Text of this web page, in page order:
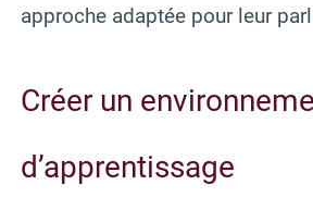
approche adaptée pour leur
Créer un
d’apprentissage